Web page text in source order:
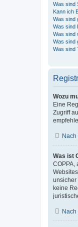
Was sind
Kann ich
Was sind
Was sind
Was sind
Was sind
Was sind
Wozu
Eine
Zugriff
Nach
Was ist
COPPA,
unsicher
keine
Nach